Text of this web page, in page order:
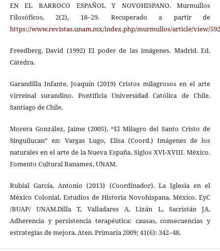
EN EL BARROCO ESPAÑOL Y NOVOHISPANO. Murmullos
Filosóficos, 2(2), 18–29. Recuperado a partir de
https://www.revistas.unam.mx/index.php/murmullos/article/view/
Freedberg, David (1992) El poder de las imágenes. Madrid. Ed.
Cátedra.
Garandilla Infante, Joaquín (2019) Cristos milagrosos en el arte
virreinal surandino. Pontificia Universidad Católica de Chile.
Santiago de Chile.
Morera González, Jaime (2005), “El Milagro del Santo Cristo de
Singuilucan” en: Vargas Lugo, Elisa (Coord.) Imágenes de los
naturales en el arte de la Nueva España. Siglos XVI-XVIII. México.
Fomento Cultural Banamex, UNAM.
Rubial García, Antonio (2013) (Coordinador). La Iglesia en el
México Colonial. Estudios de Historia Novohispana. México. EyC
/BUAP/ UNAM.Dilla T, Valladares A, Lizán L, Sacristán JA.
Adherencia y persistencia terapéutica: causas, consecuencias y
estrategias de mejora. Aten. Primaria 2009; 41(6): 342–48.